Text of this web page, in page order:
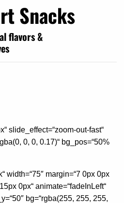
Snacks
flavors &
slide_effect=“zoom-out-fast“
0, 0, 0.17)“ bg_pos=“50%
width=“75″ margin=“7 0px 0px
0px“ animate=“fadeInLeft“
bg=“rgba(255, 255, 255,